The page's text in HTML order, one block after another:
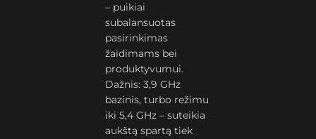
– puikiai
subalansuotas
pasirinkimas
žaidimams bei
produktyvumui.
Dažnis: 3,9 GHz
bazinis, turbo režimu
iki 5,4 GHz – suteikia
aukštą spartą tiek